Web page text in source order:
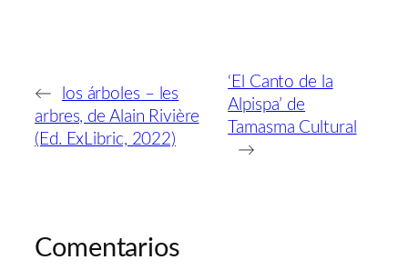
←
los árboles – les
arbres, de Alain Rivière
(Ed. ExLibric, 2022)
‘El Canto de la
Alpispa’ de
Tamasma Cultural
→
Comentarios